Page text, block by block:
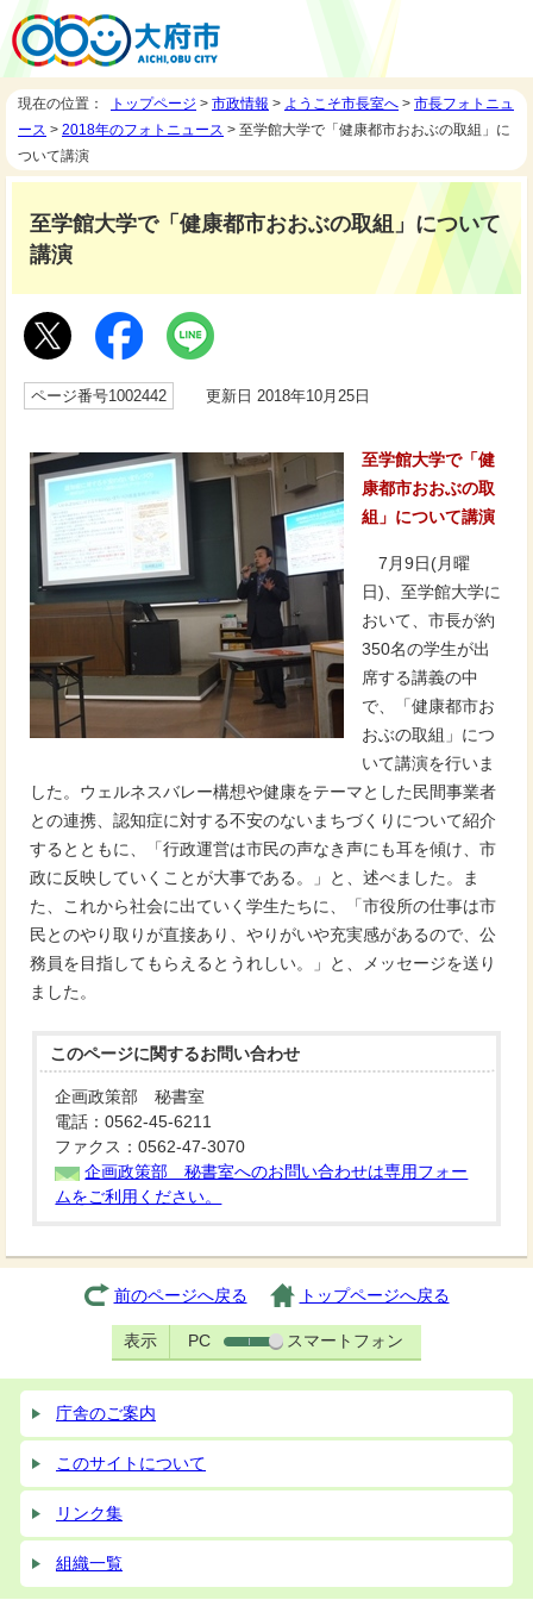
現在の位置： トップページ > 市政情報 > ようこそ市長室へ > 市長フォトニュ
ース > 2018年のフォトニュース > 至学館大学で「健康都市おおぶの取組」に
ついて講演
至学館大学で「健康都市おおぶの取組」について
講演
ページ番号1002442 更新日 2018年10月25日
至学館大学で「健
康都市おおぶの取
組」について講演
7月9日(月曜
日)、至学館大学に
おいて、市長が約
350名の学生が出
席する講義の中
で、「健康都市お
おぶの取組」につ
いて講演を行いま
した。ウェルネスバレー構想や健康をテーマとした民間事業者
との連携、認知症に対する不安のないまちづくりについて紹介
するとともに、「行政運営は市民の声なき声にも耳を傾け、市
政に反映していくことが大事である。」と、述べました。ま
た、これから社会に出ていく学生たちに、「市役所の仕事は市
民とのやり取りが直接あり、やりがいや充実感があるので、公
務員を目指してもらえるとうれしい。」と、メッセージを送り
ました。
このページに関するお問い合わせ
企画政策部 秘書室
電話：0562-45-6211
ファクス：0562-47-3070
企画政策部 秘書室へのお問い合わせは専用フォー
ムをご利用ください。
前のページへ戻る トップページへ戻る
表示 PC スマートフォン
庁舎のご案内
このサイトについて
リンク集
組織一覧